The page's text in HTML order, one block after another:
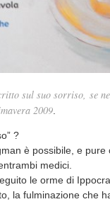
sul suo sorriso, se
2009.
?
è possibile, e pure
medici.
le orme di
la fulminazione che